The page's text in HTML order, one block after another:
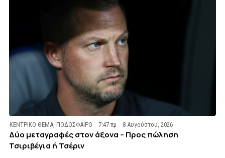
ΚΕΝΤΡΙΚΟ ΘΕΜΑ ,ΠΟΔΟΣΦΑΙΡΟ 7:47 πμ 8 Αυγούστου, 2026
Δύο μεταγραφές στον άξονα – Προς πώληση
Τσιριβέγια ή Τσέριν